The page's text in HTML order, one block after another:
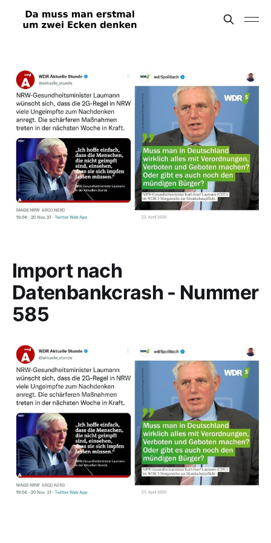
Import nach
Datenbankcrash - Nummer
585